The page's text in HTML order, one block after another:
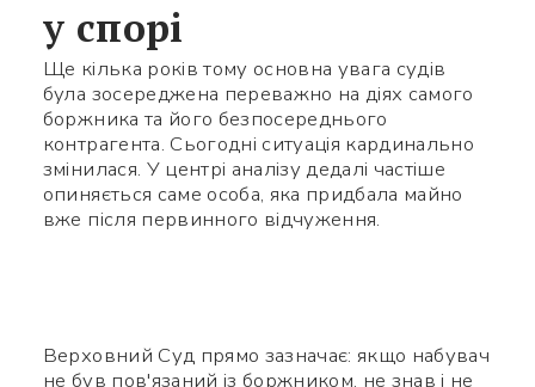
у спорі
Ще кілька років тому основна увага судів
була зосереджена переважно на діях самого
боржника та його безпосереднього
контрагента. Сьогодні ситуація кардинально
змінилася. У центрі аналізу дедалі частіше
опиняється саме особа, яка придбала майно
вже після первинного відчуження.
Верховний Суд прямо зазначає: якщо набувач
не був пов'язаний із боржником, не знав і не